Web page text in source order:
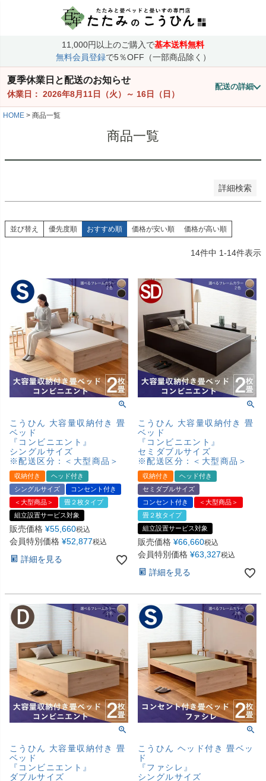
11,000円以上のご購入で基本送料無料
無料会員登録で5％OFF（一部商品除く）
夏季休業日と配送のお知らせ
休業日： 2026年8月11日（火） ～ 16日（日）
配送の詳細
HOME 商品一覧
商品一覧
詳細検索
〜
商品番号/JANコード
並び順
価格が安い順
価格が高い順
検索
並び替え 優先度順 おすすめ順 価格が安い順 価格が高い順
14件中 1-14件表示
こうひん 大容量収納付き 畳
ベッド
『コンビニエント』
シングルサイズ
※配送区分：＜大型商品＞
収納付き
ヘッド付き
シングルサイズ
コンセント付き
＜大型商品＞
畳２枚タイプ
組立設置サービス対象
販売価格 ¥55,660税込
会員特別価格 ¥52,877税込
詳細を見る
こうひん 大容量収納付き 畳
ベッド
『コンビニエント』
セミダブルサイズ
※配送区分：＜大型商品＞
収納付き
ヘッド付き
セミダブルサイズ
コンセント付き
＜大型商品＞
畳２枚タイプ
組立設置サービス対象
販売価格 ¥66,660税込
会員特別価格 ¥63,327税込
詳細を見る
こうひん 大容量収納付き 畳
ベッド
『コンビニエント』
ダブルサイズ
こうひん ヘッド付き 畳ベッ
ド
『ファシレ』
シングルサイズ